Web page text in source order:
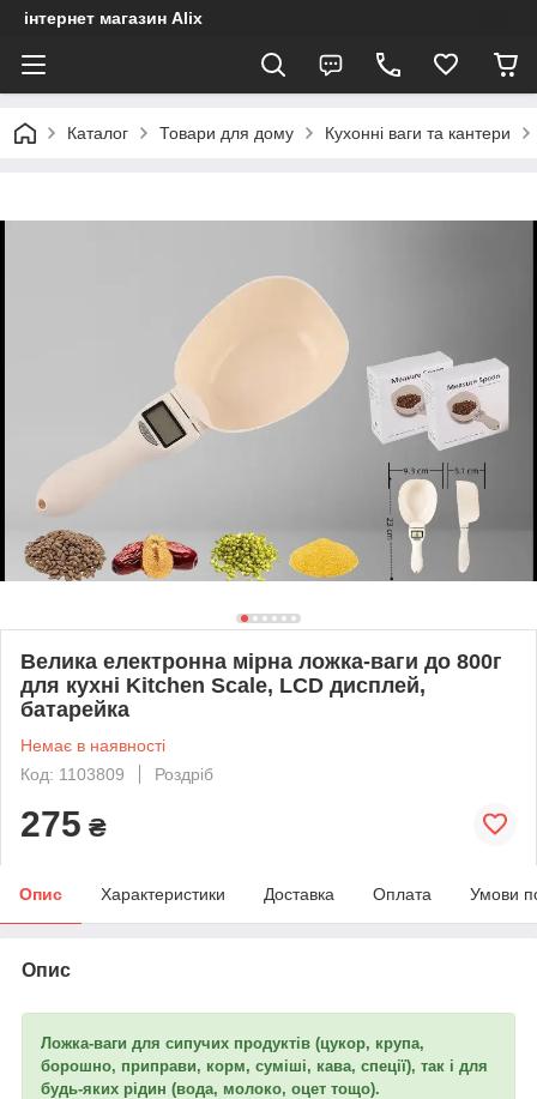
інтернет магазин Alix
Каталог Товари для дому Кухонні ваги та кантери
Велика електронна мірна ложка-ваги до 800г
для кухні Kitchen Scale, LCD дисплей,
батарейка
Немає в наявності
Код: 1103809
Роздріб
275 ₴
Опис Характеристики Доставка Оплата Умови
Опис
Ложка-ваги для сипучих продуктів (цукор, крупа,
борошно, приправи, корм, суміші, кава, спеції), так і для
будь-яких рідин (вода, молоко, оцет тощо).